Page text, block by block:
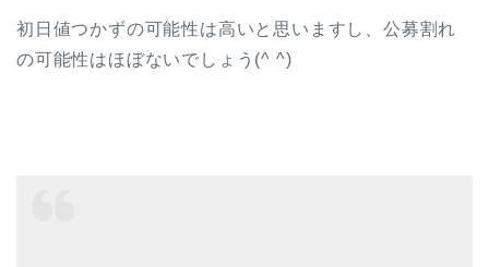
初日値つかずの可能性は高いと思いますし、公募割れ
の可能性はほぼないでしょう(^ ^)